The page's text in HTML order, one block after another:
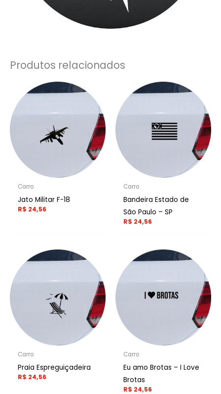
Produtos relacionados
Carro
Jato Militar F-18
R$ 24,56
Carro
Bandeira Estado de
São Paulo – SP
R$ 24,56
Carro
Praia Espreguiçadeira
R$ 24,56
Carro
Eu amo Brotas – I Love
Brotas
R$ 24,56